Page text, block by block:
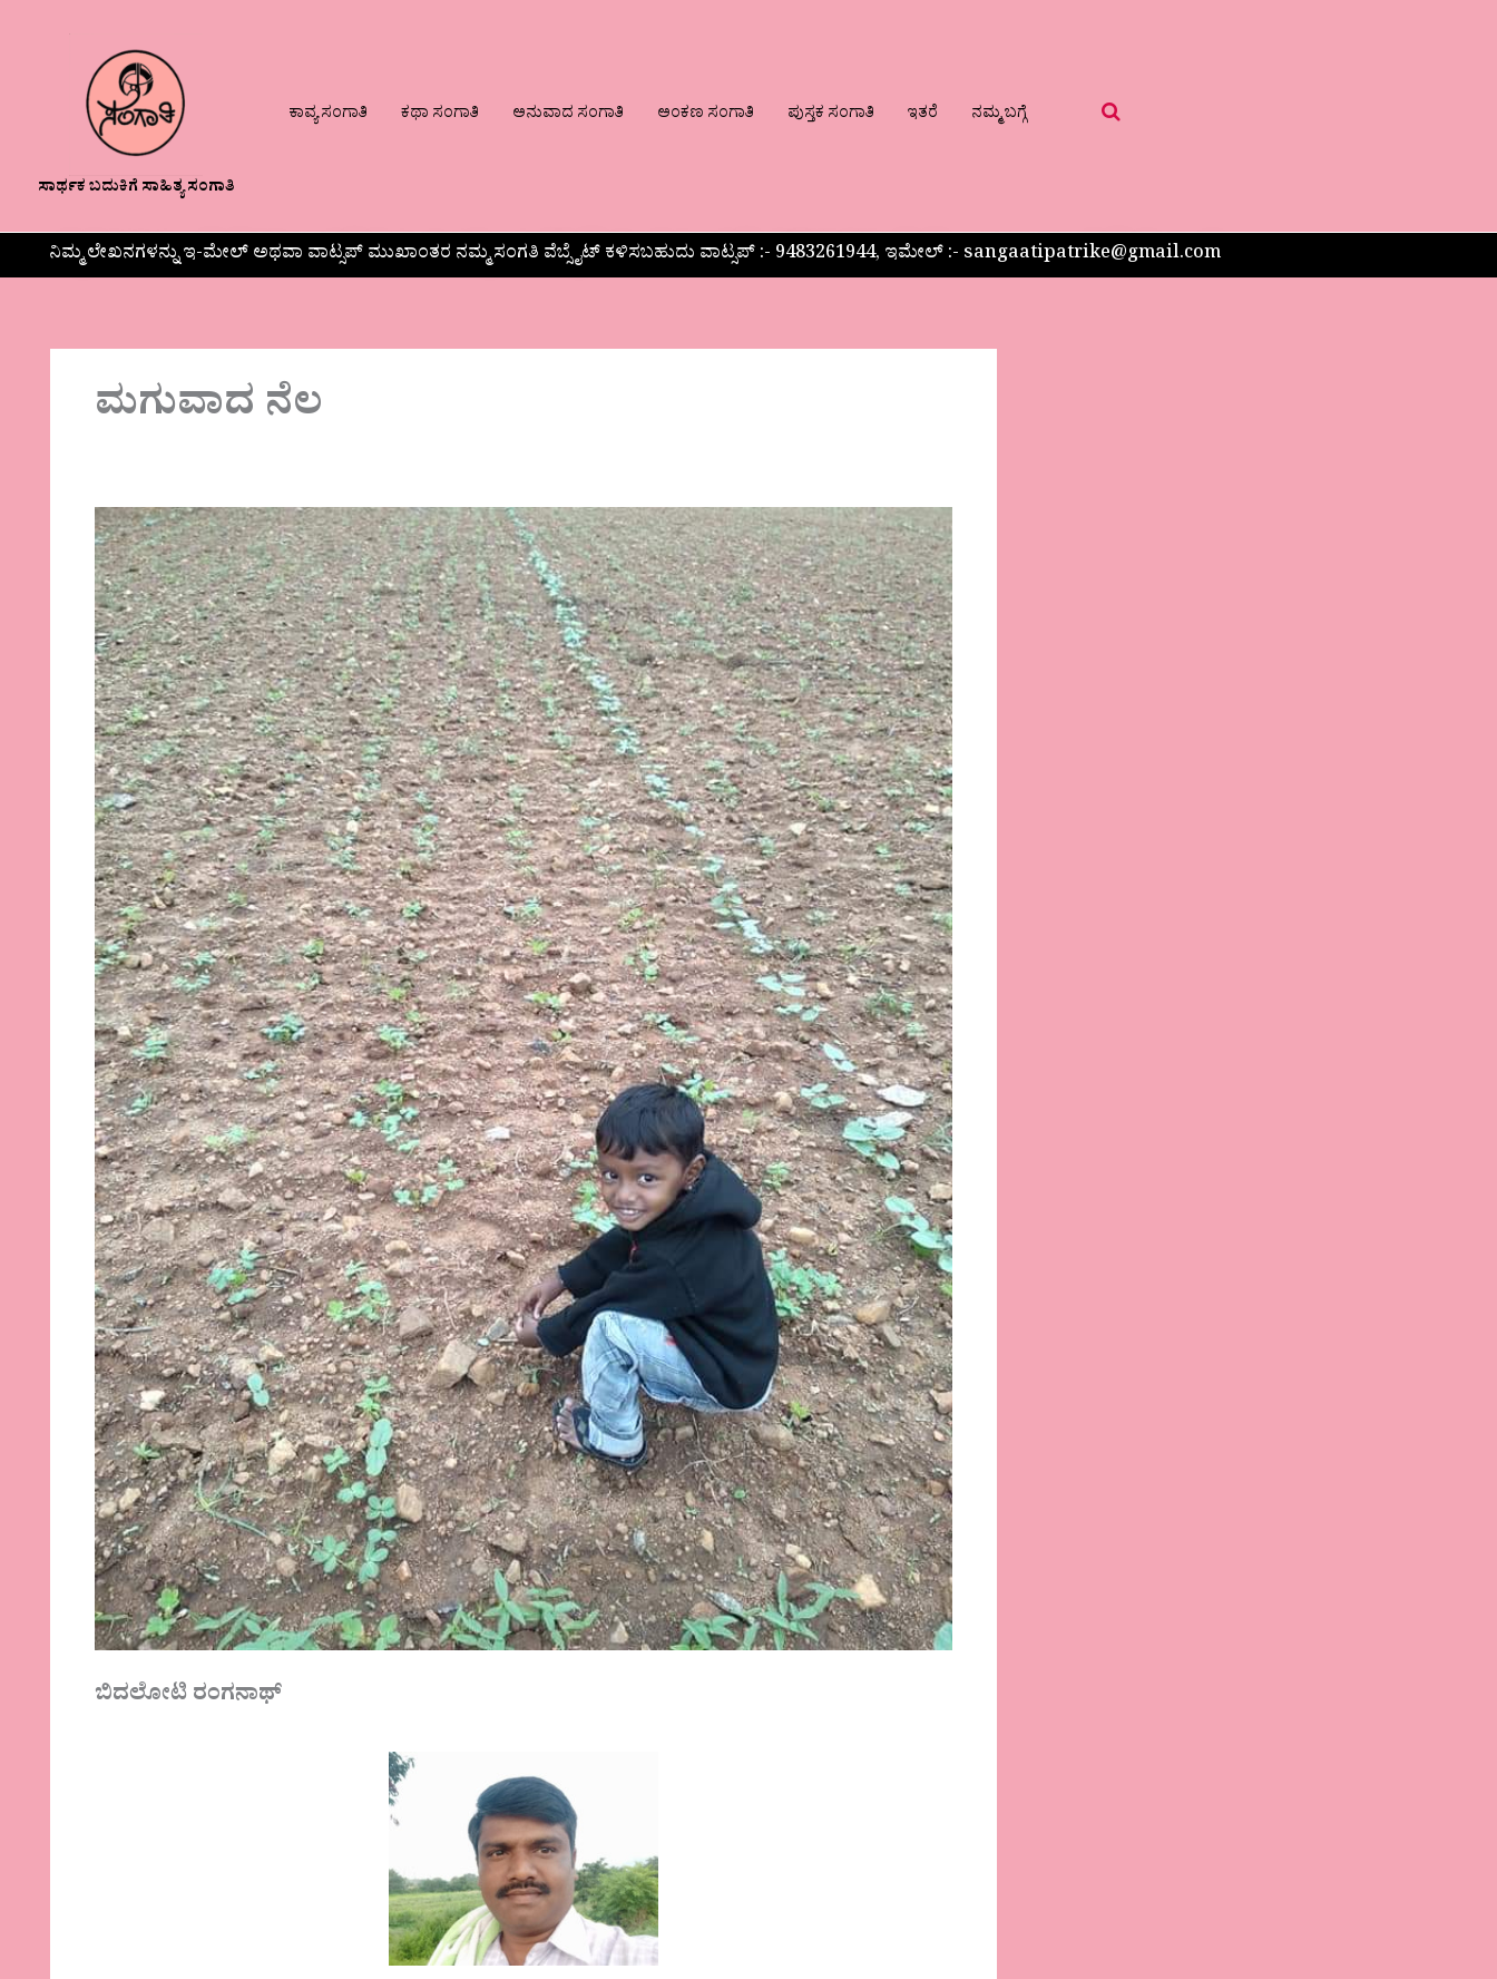
ಸಾರ್ಥಕ ಬದುಕಿಗೆ ಸಾಹಿತ್ಯ ಸಂಗಾತಿ
ಕಾವ್ಯ ಸಂಗಾತಿ ಕಥಾ ಸಂಗಾತಿ ಅನುವಾದ ಸಂಗಾತಿ ಅಂಕಣ ಸಂಗಾತಿ ಪುಸ್ತಕ ಸಂಗಾತಿ ಇತರೆ ನಮ್ಮ ಬಗ್ಗೆ
ನಿಮ್ಮ ಲೇಖನಗಳನ್ನು ಇ-ಮೇಲ್ ಅಥವಾ ವಾಟ್ಸಪ್ ಮುಖಾಂತರ ನಮ್ಮ ಸಂಗತಿ ವೆಬ್ಸೈಟ್ ಕಳಿಸಬಹುದು ವಾಟ್ಸಪ್‌ :- 9483261944, ಇಮೇಲ್ :- sangaatipatrike@gmail.com
ಮಗುವಾದ ನೆಲ
ಬಿದಲೋಟಿ ರಂಗನಾಥ್